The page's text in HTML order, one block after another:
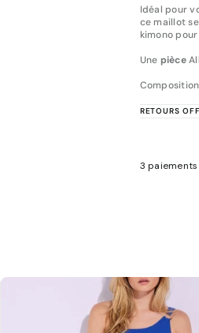
Idéal pour
ce maillot
kimono
Une pièce
RETOURS
3